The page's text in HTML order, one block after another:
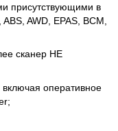
присутствующими в
AWD, EPAS, BCM,
сканер НЕ
оперативное